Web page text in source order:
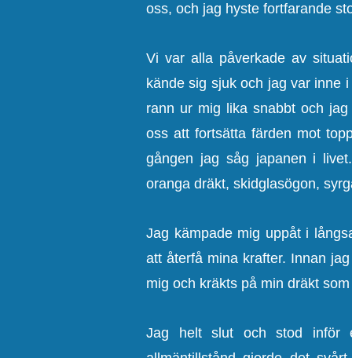
oss, och jag hyste fortfarande
Vi var alla påverkade av
kände sig sjuk och jag var inne
rann ur mig lika snabbt och
oss att fortsätta färden mot
gången jag såg japanen i
oranga dräkt, skidglasögon,
Jag kämpade mig uppåt i
att återfå mina krafter. Innan
mig och kräkts på min dräkt
Jag helt slut och stod inför